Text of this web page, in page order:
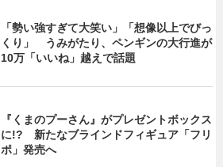
「勢い強すぎて大笑い」「想像以上でびっ
くり」 うみがたり、ペンギンの大行進が
10万「いいね」越えで話題
『くまのプーさん』がプレゼントボックス
に!? 新たなブラインドフィギュア「フリ
ポ」発売へ